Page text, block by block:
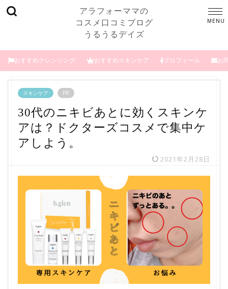
アラフォーママの
コスメ口コミブログ
うるうるデイズ
おすすめクレンジング おすすめスキンケア プロフィール お
スキンケア PR
30代のニキビあとに効くスキンケ
アは？ドクターズコスメで集中ケ
アしよう。
2021年2月28日